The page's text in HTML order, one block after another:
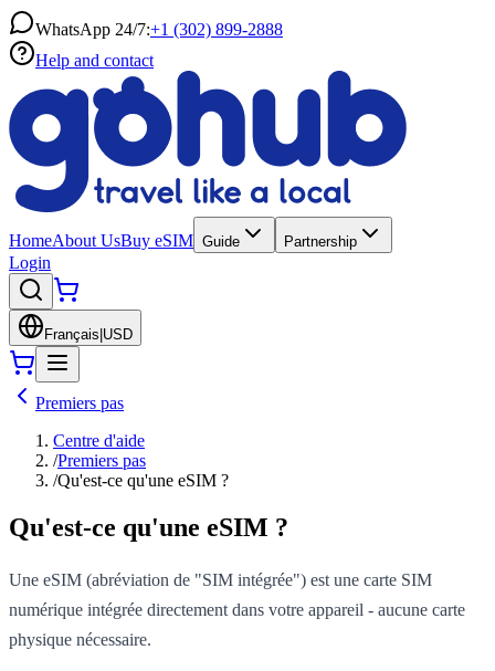
WhatsApp 24/7:+1 (302) 899-2888
Help and contact
HomeAbout UsBuy eSIM Guide Partnership
Login
Français USD
Premiers pas
Centre d'aide
/Premiers pas
/Qu'est-ce qu'une eSIM ?
Qu'est-ce qu'une eSIM ?
Une eSIM (abréviation de "SIM intégrée") est une carte SIM
numérique intégrée directement dans votre appareil - aucune carte
physique nécessaire.